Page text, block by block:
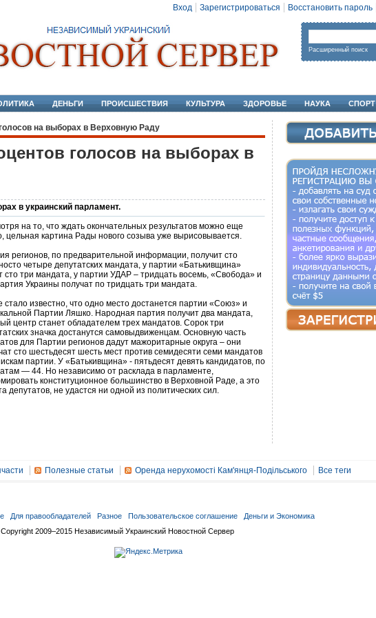
Вход Зарегистрироваться Восстановить пароль
Расширенный поиск
ДЕНЬГИ ПРОИСШЕСТВИЯ КУЛЬТУРА ЗДОРОВЬЕ НАУКА СПОРТ
на выборах в Верховную Раду
голосов на выборах в
в украинский парламент.
на то, что ждать окончательных результатов можно еще
цельная картина Рады нового созыва уже вырисовывается.
регионов, по предварительной информации, получит сто
четыре депутатских мандата, у партии «Батькивщина»
сто три мандата, у партии УДАР – тридцать восемь, «Свобода» и
Украины получат по тридцать три мандата.
стало известно, что одно место достанется партии «Союз» и
Партии Ляшко. Народная партия получит два мандата,
центр станет обладателем трех мандатов. Сорок три
значка достанутся самовыдвиженцам. Основную часть
для Партии регионов дадут мажоритарные округа – они
сто шестьдесят шесть мест против семидесяти семи мандатов
партии. У «Батькивщина» - пятьдесят девять кандидатов, по
— 44. Но независимо от расклада в парламенте,
конституционное большинство в Верховной Раде, а это
депутатов, не удастся ни одной из политических сил.
Полезные статьи Оренда нерухомості Кам'янця-Подільського Все теги
Для правообладателей Разное Пользовательское соглашение
Деньги и Экономика
Copyright 2009–2015 Независимый Украинский Новостной Сервер